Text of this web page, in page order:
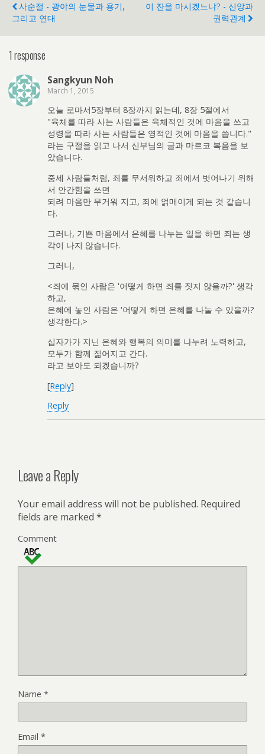
사순절 - 광야의 눈물과 용기,
그리고 연대
이 잔을 마시겠느냐? - 신앙과
권력관계
1 response
Sangkyun Noh
March 1, 2015
오늘 로마서5장부터 8장까지 읽는데, 8장 5절에서
"육체를 따라 사는 사람들은 육체적인 것에 마음을 쓰고
성령을 따라 사는 사람들은 영적인 것에 마음을 씁니다."
라는 구절을 읽고 나서 신부님의 글과 마르코 복음을 보
았습니다.
중세 사람들처럼, 죄를 무서워하고 죄에서 벗어나기 위해
서 안간힘을 쓰면
되려 마음만 무거워 지고, 죄에 얽매이게 되는 것 같습니
다.
그러나, 기쁜 마음에서 은혜를 나누는 일을 하면 죄는 생
각이 나지 않습니다.
그러니,
<죄에 묶인 사람은 '어떻게 하면 죄를 짓지 않을까?' 생각
하고,
은혜에 놓인 사람은 '어떻게 하면 은혜를 나눌 수 있을까?
생각한다.>
십자가가 지닌 은혜와 행복의 의미를 나누려 노력하고,
모두가 함께 짊어지고 간다.
라고 보아도 되겠습니까?
[Reply]
Reply
Leave a Reply
Your email address will not be published. Required
fields are marked *
Comment
Name *
Email *